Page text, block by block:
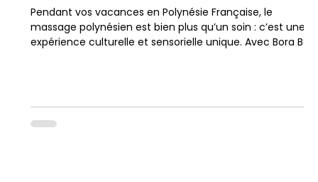
Pendant vos vacances en Polynésie Française, le
massage polynésien est bien plus qu’un soin : c’est une
expérience culturelle et sensorielle unique. Avec Bora